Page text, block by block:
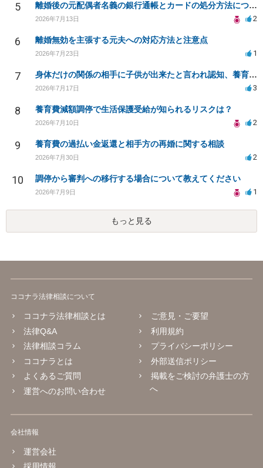
5 離婚後の元配偶者名義の銀行通帳とカードの処分方法について
2026年7月13日 2
6 離婚無効を主張する元夫への対応方法と注意点
2026年7月23日 1
7 身体だけの関係の相手に子供が出来たと言われ認知、養育費を要求されているが自身の子供か分からない
2026年7月17日 3
8 養育費減額調停で生活保護受給が知られるリスクは？
2026年7月10日 2
9 養育費の過払い金返還と相手方の再婚に関する相談
2026年7月30日 2
10 調停から審判への移行する場合について教えてください
2026年7月9日 1
もっと見る
ココナラ法律相談について
ココナラ法律相談とは
法律Q&A
法律相談コラム
ココナラとは
よくあるご質問
運営へのお問い合わせ
ご意見・ご要望
利用規約
プライバシーポリシー
外部送信ポリシー
掲載をご検討の弁護士の方
へ
会社情報
運営会社